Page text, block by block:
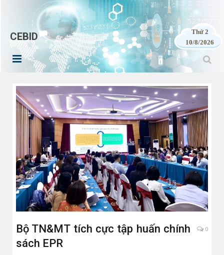
CEBID
Thứ 2
10/8/2026
Bộ TN&MT tích cực tập huấn chính
sách EPR
0